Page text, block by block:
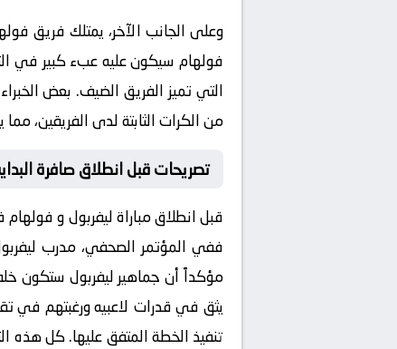
وعلى الجانب الآخر، يمتلك فريق
فولهام سيكون عليه عبء كبير في
التي تميز الفريق الضيف. بعض
من الكرات الثابتة لدى الفريقين،
تصريحات قبل انطلاق صافرة
قبل انطلاق مباراةليفربول و فولهام
ففي المؤتمر الصحفي، مدرب
مؤكداً أن جماهير ليفربول ستكون
يثق في قدرات لاعبيه ورغبتهم في